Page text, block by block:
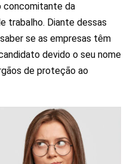
concomitante da
trabalho. Diante dessas
se as empresas têm
devido o seu nome
de proteção ao